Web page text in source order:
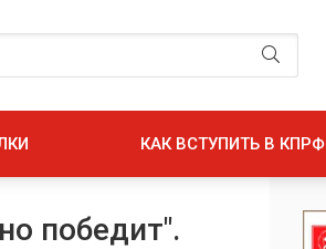
КАК ВСТУПИТЬ В КПРФ
победит".